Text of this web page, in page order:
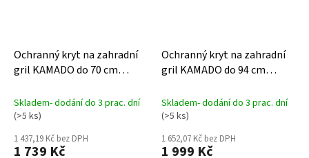
Ochranný kryt na zahradní
gril KAMADO do 70 cm
Skladem- dodání do 3 prac. dní
(>5 ks)
1 437,19 Kč bez DPH
1 739 Kč
Ochranný kryt na zahradní
gril KAMADO do 94 cm
Skladem- dodání do 3 prac. dní
(>5 ks)
1 652,07 Kč bez DPH
1 999 Kč